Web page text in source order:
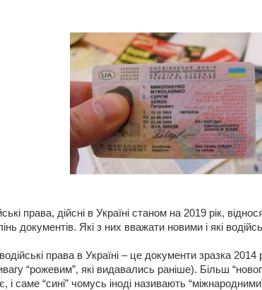
права, дійсні в Україні станом на 2019 рік,
документів. Які з них вважати новими і які
права в Україні – це документи зразка 2014
“рожевим”, які видавались раніше). Більш
і саме “сині” чомусь іноді називають